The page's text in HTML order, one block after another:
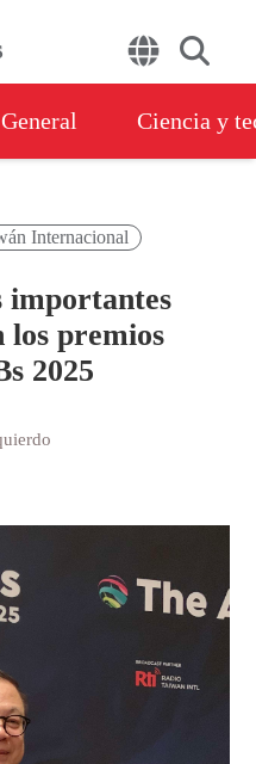
General Ciencia y
Internacional
importantes
los premios
2025